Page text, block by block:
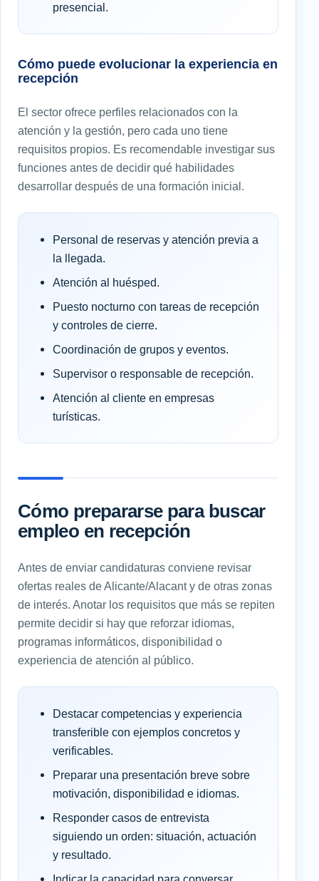
presencial.
Cómo puede evolucionar la experiencia en
recepción
El sector ofrece perfiles relacionados con la
atención y la gestión, pero cada uno tiene
requisitos propios. Es recomendable investigar sus
funciones antes de decidir qué habilidades
desarrollar después de una formación inicial.
Personal de reservas y atención previa a
la llegada.
Atención al huésped.
Puesto nocturno con tareas de recepción
y controles de cierre.
Coordinación de grupos y eventos.
Supervisor o responsable de recepción.
Atención al cliente en empresas
turísticas.
Cómo prepararse para buscar
empleo en recepción
Antes de enviar candidaturas conviene revisar
ofertas reales de Alicante/Alacant y de otras zonas
de interés. Anotar los requisitos que más se repiten
permite decidir si hay que reforzar idiomas,
programas informáticos, disponibilidad o
experiencia de atención al público.
Destacar competencias y experiencia
transferible con ejemplos concretos y
verificables.
Preparar una presentación breve sobre
motivación, disponibilidad e idiomas.
Responder casos de entrevista
siguiendo un orden: situación, actuación
y resultado.